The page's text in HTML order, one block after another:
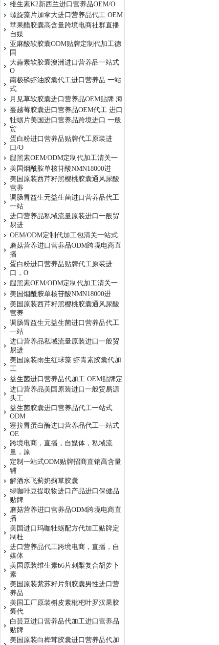
维生素K2新西兰进口营养品OEM/O
螺旋藻片加拿大进口营养品代工 OEM
苹果醋胶囊高含量跨境电商社群直播
自媒
亚麻酸软胶囊ODM贴牌定制代加工德
国
大蒜素软胶囊澳洲进口营养品一站式
O
南极磷虾油胶囊代工进口营养品 一站
式
月见草软胶囊进口营养品OEM贴牌 海
蔓越莓胶囊进口营养品OEM代工 进口
牡蛎片美国进口营养品跨境进口 一般
贸
蛋白粉进口营养品贴牌代工原装进
口/O
腿黑素OEM/ODM定制代加工清关一
美国烟酰胺单核苷酸NMN18000进
美国原装西芹籽黑樱桃胶囊通风尿酸
营养
调肠胃益生元益生菌进口营养品代工
一站
进口营养品私域流量原装进口一般贸
易进
OEM/ODM定制代加工包清关一站式
蘑菇营养进口营养品ODM跨境电商直
播
蛋白粉进口营养品贴牌代工原装进
口，O
腿黑素OEM/ODM定制代加工清关一
美国烟酰胺单核苷酸NMN18000进
美国原装西芹籽黑樱桃胶囊通风尿酸
营养
调肠胃益生元益生菌进口营养品代工
一站
进口营养品私域流量原装进口一般贸
易进
美国原装雨生红球藻 虾青素胶囊代加
工
益生菌进口营养品代加工 OEM贴牌定
进口营养品美国原装进口一般贸易源
头工
益生菌胶囊进口营养品代工一站式
ODM
塞拉胃蛋白酶进口营养品代工一站式
OE
跨境电商，直播，自媒体，私域流
量，原
定制一站式ODM贴牌招商直销高含量
辅
解酒水飞蓟奶蓟草胶囊
绿咖啡豆提取物进口产品进口保健品
贴牌
蘑菇营养进口营养品ODM跨境电商直
播
美国进口玛咖牡蛎配方代加工贴牌定
制杜
进口营养品代工跨境电商，直播，自
媒体
美国原装维生素b6片刺梨复合胡萝卜
素
美国原装紫苏籽片剂胶囊男性进口营
养品
美国工厂原装槲皮素枇杷叶罗汉果胶
囊代
白芸豆进口营养品代加工进口营养品
贴牌
美国原装白桦茸胶囊进口营养品代加